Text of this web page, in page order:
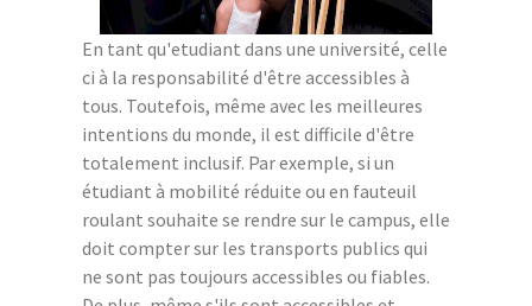
En tant qu'etudiant dans une université, celle
ci à la responsabilité d'être accessibles à
tous. Toutefois, même avec les meilleures
intentions du monde, il est difficile d'être
totalement inclusif. Par exemple, si un
étudiant à mobilité réduite ou en fauteuil
roulant souhaite se rendre sur le campus, elle
doit compter sur les transports publics qui
ne sont pas toujours accessibles ou fiables.